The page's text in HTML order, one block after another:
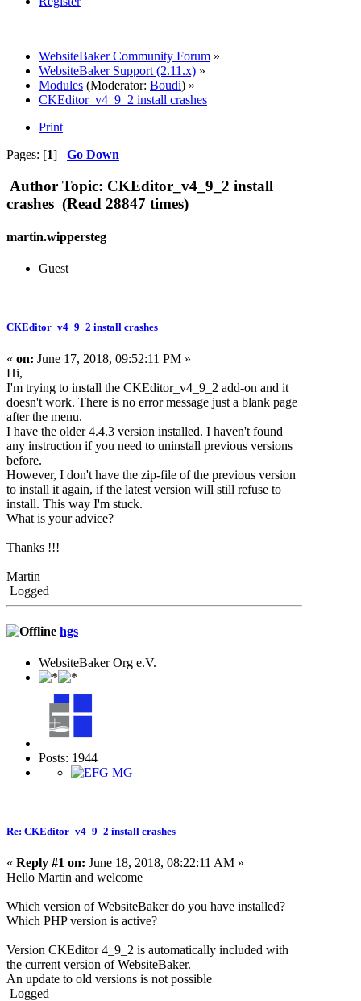
WebsiteBaker Community Forum »
WebsiteBaker Support (2.11.x) »
Modules (Moderator: Boudi) »
CKEditor_v4_9_2 install crashes
Print
Pages: [1] Go Down
Author Topic: CKEditor_v4_9_2 install
crashes (Read 28847 times)
martin.wippersteg
Guest
CKEditor_v4_9_2 install crashes
« on: June 17, 2018, 09:52:11 PM »
Hi,
I'm trying to install the CKEditor_v4_9_2 add-on and it
doesn't work. There is no error message just a blank page
after the menu.
I have the older 4.4.3 version installed. I haven't found
any instruction if you need to uninstall previous versions
before.
However, I don't have the zip-file of the previous version
to install it again, if the latest version will still refuse to
install. This way I'm stuck.
What is your advice?
Thanks !!!
Martin
Logged
hgs
WebsiteBaker Org e.V.
Posts: 1944
Re: CKEditor_v4_9_2 install crashes
« Reply #1 on: June 18, 2018, 08:22:11 AM »
Hello Martin and welcome
Which version of WebsiteBaker do you have installed?
Which PHP version is active?
Version CKEditor 4_9_2 is automatically included with
the current version of WebsiteBaker.
An update to old versions is not possible
Logged